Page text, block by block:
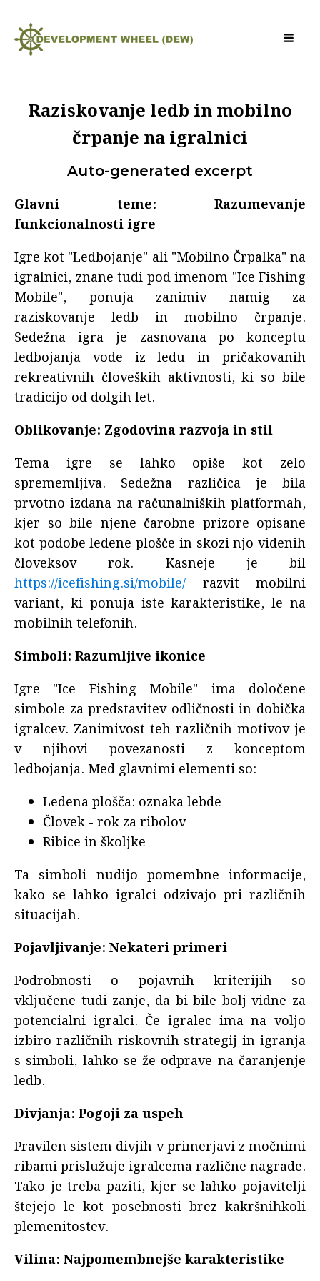
Raziskovanje ledb in mobilno
črpanje na igralnici
Auto-generated excerpt
Glavni teme: Razumevanje
funkcionalnosti igre
Igre kot "Ledbojanje" ali "Mobilno Črpalka" na
igralnici, znane tudi pod imenom "Ice Fishing
Mobile", ponuja zanimiv namig za
raziskovanje ledb in mobilno črpanje.
Sedežna igra je zasnovana po konceptu
ledbojanja vode iz ledu in pričakovanih
rekreativnih človeških aktivnosti, ki so bile
tradicijo od dolgih let.
Oblikovanje: Zgodovina razvoja in stil
Tema igre se lahko opiše kot zelo
sprememljiva. Sedežna različica je bila
prvotno izdana na računalniških platformah,
kjer so bile njene čarobne prizore opisane
kot podobe ledene plošče in skozi njo videnih
človeksov rok. Kasneje je bil
https://icefishing.si/mobile/ razvit mobilni
variant, ki ponuja iste karakteristike, le na
mobilnih telefonih.
Simboli: Razumljive ikonice
Igre "Ice Fishing Mobile" ima določene
simbole za predstavitev odličnosti in dobička
igralcev. Zanimivost teh različnih motivov je
v njihovi povezanosti z konceptom
ledbojanja. Med glavnimi elementi so:
Ledena plošča: oznaka lebde
Človek - rok za ribolov
Ribice in školjke
Ta simboli nudijo pomembne informacije,
kako se lahko igralci odzivajo pri različnih
situacijah.
Pojavljivanje: Nekateri primeri
Podrobnosti o pojavnih kriterijih so
vključene tudi zanje, da bi bile bolj vidne za
potencialni igralci. Če igralec ima na voljo
izbiro različnih riskovnih strategij in igranja
s simboli, lahko se že odprave na čaranjenje
ledb.
Divjanja: Pogoji za uspeh
Pravilen sistem divjih v primerjavi z močnimi
ribami prislužuje igralcema različne nagrade.
Tako je treba paziti, kjer se lahko pojavitelji
štejejo le kot posebnosti brez kakršnihkoli
plemenitostev.
Vilina: Najpomembnejše karakteristike